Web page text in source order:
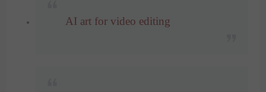
AI art for video editing